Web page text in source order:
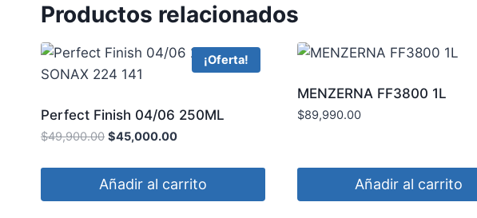
Productos relacionados
¡Oferta!
Perfect Finish 04/06 250ML
SONAX 224 141
$49,900.00 $45,000.00
Añadir al carrito
MENZERNA FF3800 1L
$89,990.00
Añadir al carrito